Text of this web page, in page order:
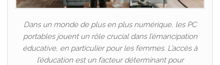
Dans un monde de plus en plus numérique, les PC
portables jouent un rôle crucial dans l’émancipation
éducative, en particulier pour les femmes. L’accès à
l’éducation est un facteur déterminant pour